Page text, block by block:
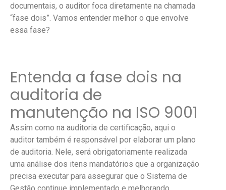
documentais, o auditor foca diretamente na chamada
“fase dois”. Vamos entender melhor o que envolve
essa fase?
Entenda a fase dois na
auditoria de
manutenção na ISO 9001
Assim como na auditoria de certificação, aqui o
auditor também é responsável por elaborar um plano
de auditoria. Nele, será obrigatoriamente realizada
uma análise dos itens mandatórios que a organização
precisa executar para assegurar que o Sistema de